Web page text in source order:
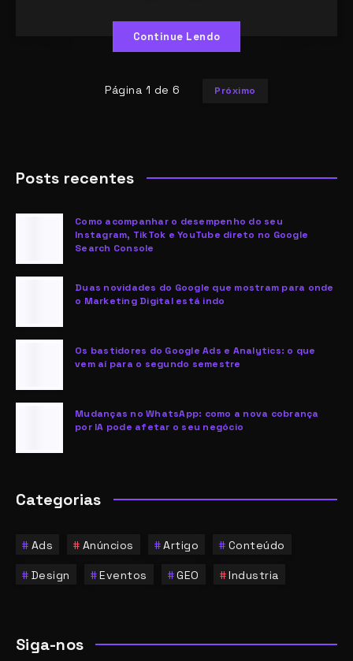
Continue Lendo
Página 1 de 6 Próximo
Posts recentes
Como acompanhar o desempenho do seu
Instagram, TikTok e YouTube direto no Google
Search Console
Duas novidades do Google que mostram para onde
o Marketing Digital está indo
Os bastidores do Google Ads e Analytics: o que
vem aí para o segundo semestre
Mudanças no WhatsApp: como a nova cobrança
por IA pode afetar o seu negócio
Categorias
Ads Anúncios Artigo Conteúdo
Design Eventos GEO Industria
Siga-nos